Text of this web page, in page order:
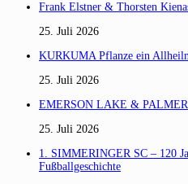
Frank Elstner & Thorsten
25. Juli 2026
KURKUMA Pflanze ein
25. Juli 2026
EMERSON LAKE & PALMER
25. Juli 2026
1. SIMMERINGER SC – 120
Fußballgeschichte